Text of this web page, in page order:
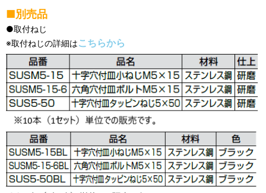
■別売品
●取付ねじ
※取付ねじの詳細はこちらから